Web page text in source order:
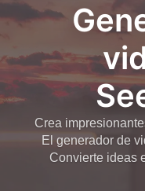
y las
Crea
El generador de
Convierte ideas